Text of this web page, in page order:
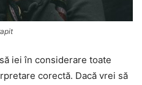
iei în considerare toate
corectă. Dacă vrei să